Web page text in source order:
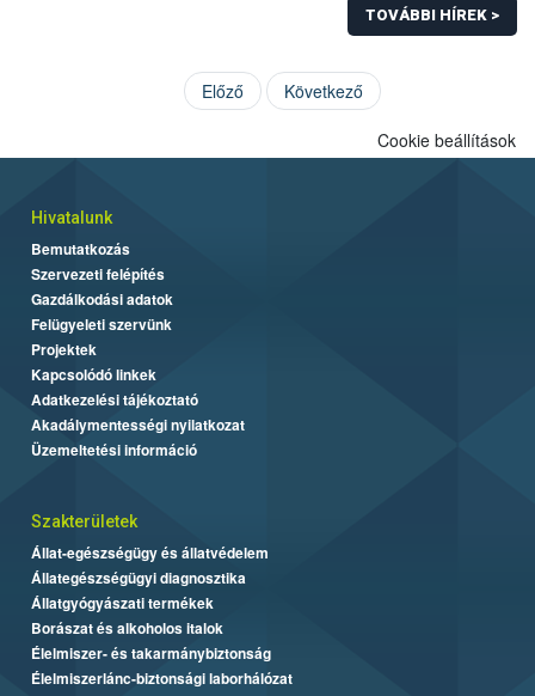
TOVÁBBI HÍREK >
Előző Következő
Cookie beállítások
Hivatalunk
Bemutatkozás
Szervezeti felépítés
Gazdálkodási adatok
Felügyeleti szervünk
Projektek
Kapcsolódó linkek
Adatkezelési tájékoztató
Akadálymentességi nyilatkozat
Üzemeltetési információ
Szakterületek
Állat-egészségügy és állatvédelem
Állategészségügyi diagnosztika
Állatgyógyászati termékek
Borászat és alkoholos italok
Élelmiszer- és takarmánybiztonság
Élelmiszerlánc-biztonsági laborhálózat